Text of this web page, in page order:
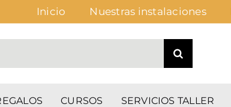
Inicio Nuestras instalaciones
CURSOS SERVICIOS TALLER